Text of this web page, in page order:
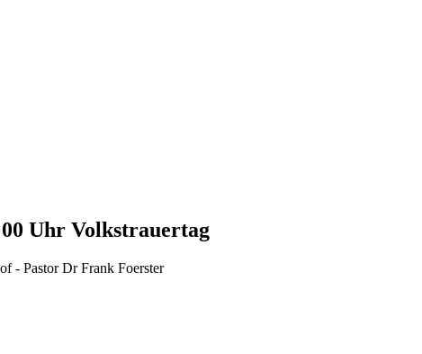
Uhr Volkstrauertag
- Pastor Dr Frank Foerster